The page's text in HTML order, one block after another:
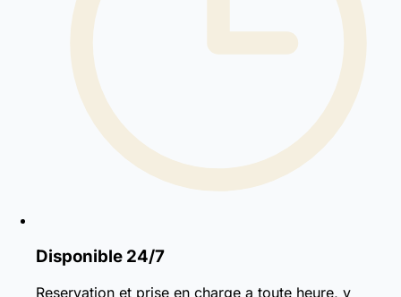
Disponible 24/7
Reservation et prise en charge a toute heure, y